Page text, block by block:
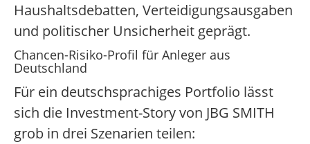
Haushaltsdebatten, Verteidigungsausgaben
und politischer Unsicherheit geprägt.
Chancen-Risiko-Profil für Anleger aus
Deutschland
Für ein deutschsprachiges Portfolio lässt
sich die Investment-Story von JBG SMITH
grob in drei Szenarien teilen: